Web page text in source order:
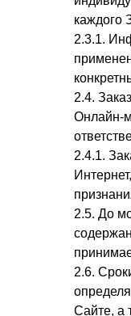
каждого
2.3.1.
2.4.
Онлайн-
2.4.1.
2.5. До
2.6.
Сайте, а